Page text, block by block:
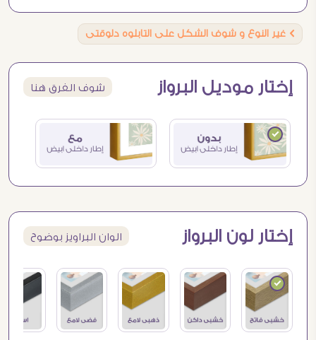
Ö غير النوع و شوف الشكل على التابلوه دلوقتى
إختار موديل البرواز شوف الفرق هنا
إختار لون البرواز الوان البراويز بوضوح